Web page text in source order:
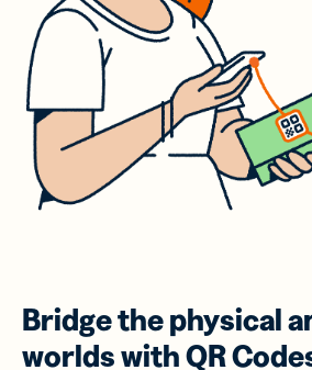
Bridge the physical
worlds with QR